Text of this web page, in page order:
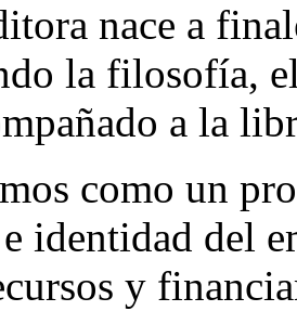
nace a
la filosofía,
a la
como un
identidad del
y